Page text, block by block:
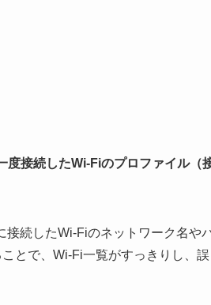
度接続したWi-Fiのプロファイル（
接続したWi-Fiのネットワーク名や
とで、Wi-Fi一覧がすっきりし、